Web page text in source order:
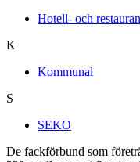
Hotell- och
K
Kommunal
S
SEKO
De fackförbund som